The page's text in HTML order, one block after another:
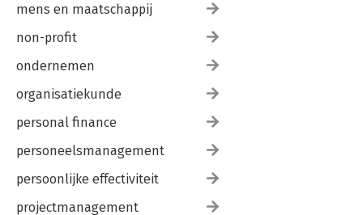
mens en maatschappij
non-profit
ondernemen
organisatiekunde
personal finance
personeelsmanagement
persoonlijke effectiviteit
projectmanagement